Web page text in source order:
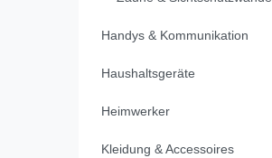
Handys & Kommunikation
Haushaltsgeräte
Heimwerker
Kleidung & Accessoires